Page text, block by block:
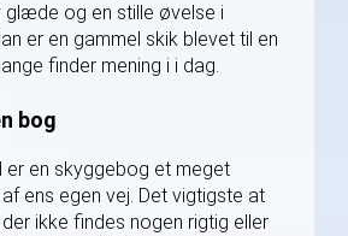
glæde og en stille øvelse i
er en gammel skik blevet til en
finder mening i i dag.
bog
er en skyggebog et meget
ens egen vej. Det vigtigste at
ikke findes nogen rigtig eller